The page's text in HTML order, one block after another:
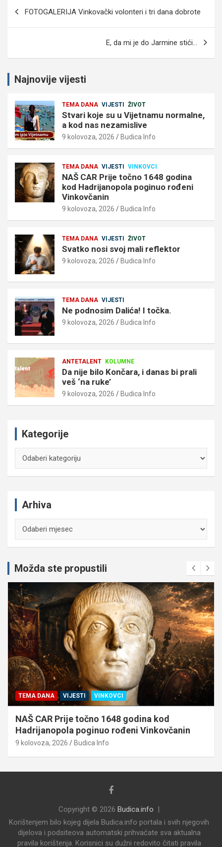
FOTOGALERIJA Vinkovački volonteri i tri dana dobrote
E, da mi je do Jarmine stići…
Najnovije vijesti
TEMA DANA VIJESTI ŽIVOT
Stvari koje su u Vijetnamu normalne,
a kod nas nezamislive
9 kolovoza, 2026 Budica Info
TEMA DANA VIJESTI VINKOVCI
NAŠ CAR Prije točno 1648 godina
kod Hadrijanopola poginuo rođeni
Vinkovčanin
9 kolovoza, 2026 Budica Info
TEMA DANA VIJESTI ŽIVOT
Svatko nosi svoj mali reflektor
9 kolovoza, 2026 Budica Info
TEMA DANA VIJESTI
Ne podnosim Dalića! I točka.
9 kolovoza, 2026 Budica Info
ANTETALENT KOLUMNE
Da nije bilo Končara, i danas bi prali
veš ‘na ruke’
9 kolovoza, 2026 Budica Info
Kategorije
Arhiva
Možda ste propustili
TEMA DANA VIJESTI VINKOVCI
NAŠ CAR Prije točno 1648 godina kod
Hadrijanopola poginuo rođeni Vinkovčanin
9 kolovoza, 2026 Budica Info
Copyright © 2026 Budica.info
Korištenjem bilo kojeg dijela Budica.info portala i svih njegovih
dijelova i podsiteova automatski prihvaćate sva aktualna
pravila korištenja. Korisnici su dužni redovito čitati pravila